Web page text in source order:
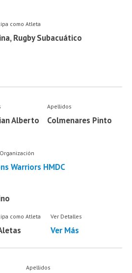
como Atleta
Rugby Subacuático
Alberto
Apellidos
Colmenares Pinto
Warriors HMDC
como Atleta Ver Detalles
Ver Más
Apellidos